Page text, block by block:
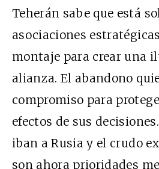
Teherán sabe que está
asociaciones
montaje para crear una
alianza. El abandono
compromiso para
efectos de sus
iban a Rusia y el crudo
son ahora prioridades